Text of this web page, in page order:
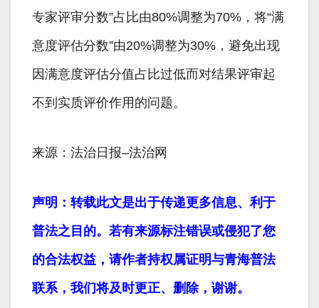
专家评审分数”占比由80%调整为70%，将“满
意度评估分数”由20%调整为30%，避免出现
因满意度评估分值占比过低而对结果评审起
不到实质评价作用的问题。
来源：法治日报–法治网
声明：转载此文是出于传递更多信息、利于
普法之目的。若有来源标注错误或侵犯了您
的合法权益，请作者持权属证明与青海普法
联系，我们将及时更正、删除，谢谢。